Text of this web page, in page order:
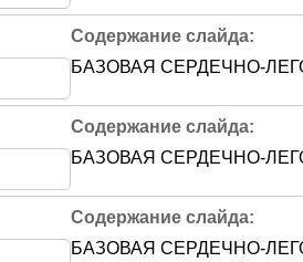
БАЗОВАЯ СЕРДЕЧНО-
БАЗОВАЯ СЕРДЕЧНО-
БАЗОВАЯ СЕРДЕЧНО-